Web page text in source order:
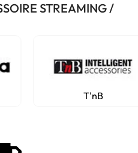
STREAMING /